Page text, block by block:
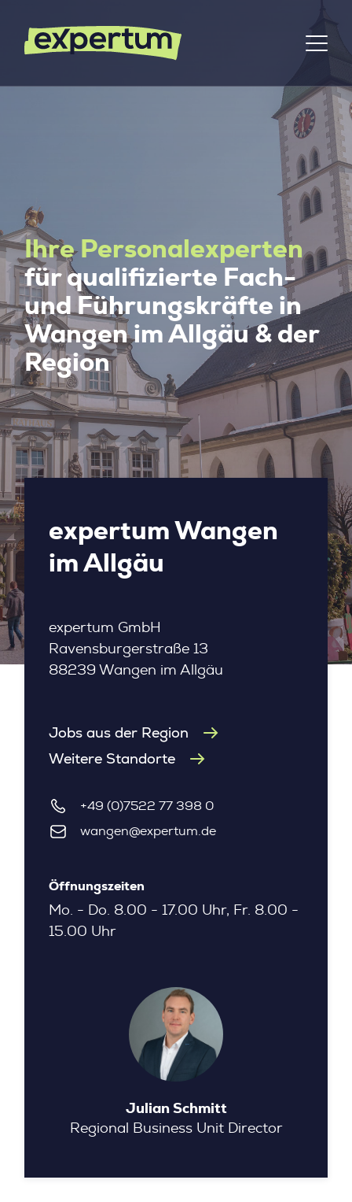
Ihre Personalexperten
für qualifizierte Fach-
und Führungskräfte in
Wangen im Allgäu & der
Region
expertum Wangen
im Allgäu
expertum GmbH
Ravensburgerstraße 13
88239 Wangen im Allgäu
Jobs aus der Region
Weitere Standorte
+49 (0)7522 77 398 0
wangen@expertum.de
Öffnungszeiten
Mo. - Do. 8.00 - 17.00 Uhr, Fr. 8.00 -
15.00 Uhr
Julian Schmitt
Regional Business Unit Director